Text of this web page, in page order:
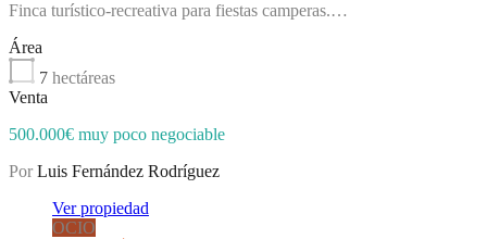
Finca turístico-recreativa para fiestas camperas.…
Área
7 hectáreas
Venta
500.000€ muy poco negociable
Por Luis Fernández Rodríguez
Ver propiedad
OCIO